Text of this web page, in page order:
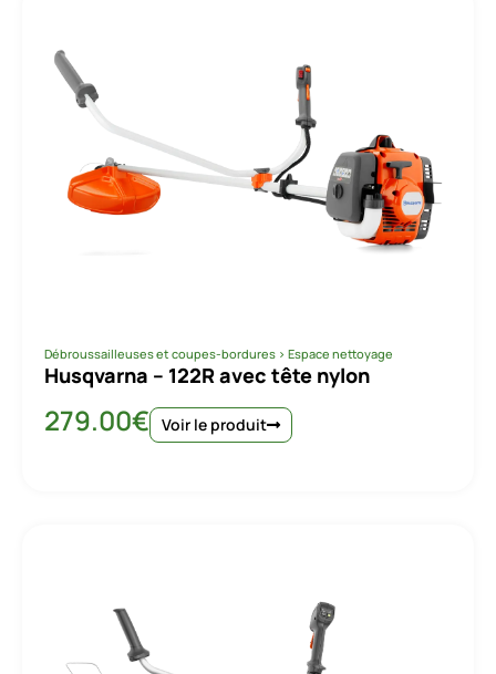
Débroussailleuses et coupes-bordures > Espace nettoyage
Husqvarna – 122R avec tête nylon
279.00€ Voir le produit